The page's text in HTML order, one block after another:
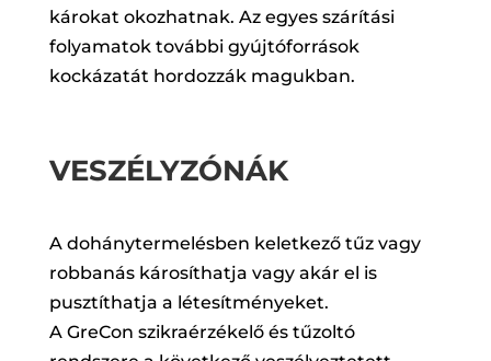
károkat okozhatnak. Az egyes szárítási
folyamatok további gyújtóforrások
kockázatát hordozzák magukban.
VESZÉLYZÓNÁK
A dohánytermelésben keletkező tűz vagy
robbanás károsíthatja vagy akár el is
pusztíthatja a létesítményeket.
A GreCon szikraérzékelő és tűzoltó